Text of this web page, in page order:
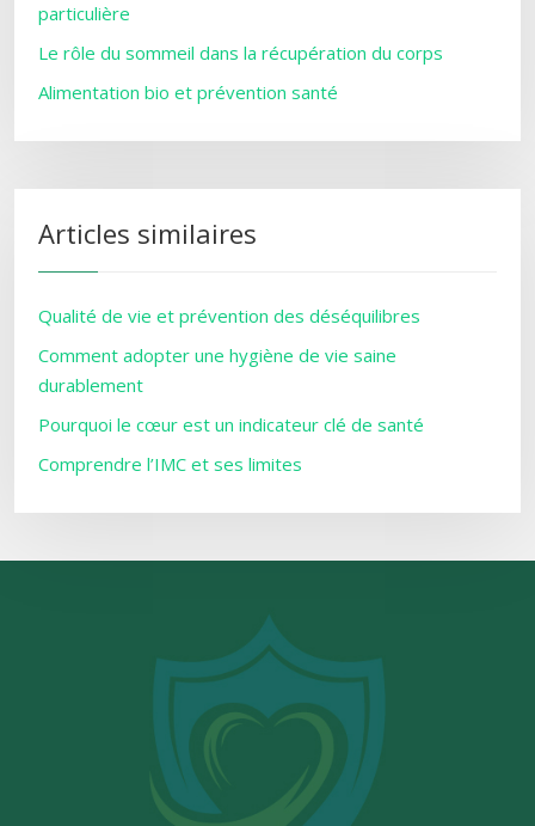
particulière
Le rôle du sommeil dans la récupération du corps
Alimentation bio et prévention santé
Articles similaires
Qualité de vie et prévention des déséquilibres
Comment adopter une hygiène de vie saine
durablement
Pourquoi le cœur est un indicateur clé de santé
Comprendre l’IMC et ses limites